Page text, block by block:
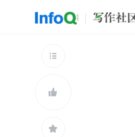
查看更多


